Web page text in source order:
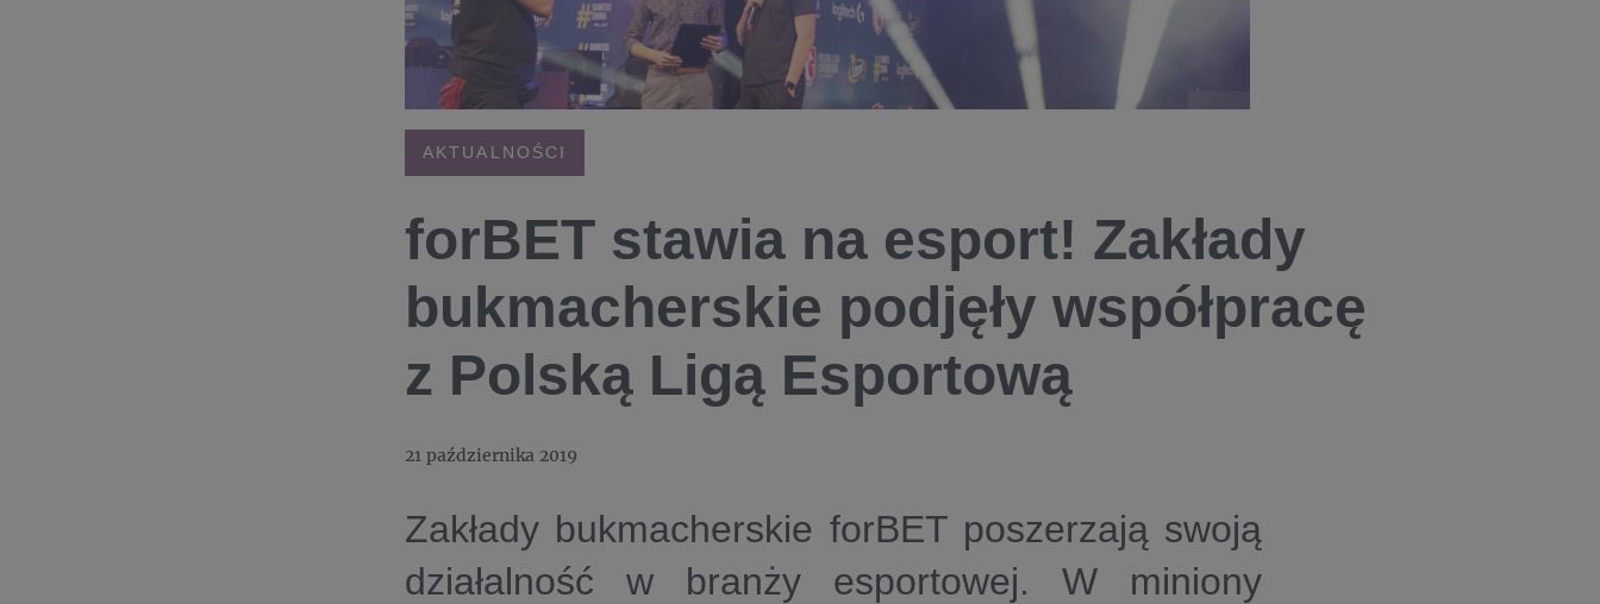
AKTUALNOŚCI
forBET stawia na esport! Zakłady
bukmacherskie podjęły współpracę
z Polską Ligą Esportową
21 października 2019
Zakłady bukmacherskie forBET poszerzają swoją
działalność w branży esportowej. W miniony